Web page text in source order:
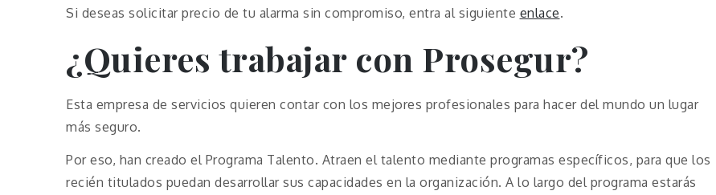
Si deseas solicitar precio de tu alarma sin compromiso, entra al siguiente enlace.
¿Quieres trabajar con Prosegur?
Esta empresa de servicios quieren contar con los mejores profesionales para hacer del mundo un lugar
más seguro.
Por eso, han creado el Programa Talento. Atraen el talento mediante programas específicos, para que los
recién titulados puedan desarrollar sus capacidades en la organización. A lo largo del programa estarás